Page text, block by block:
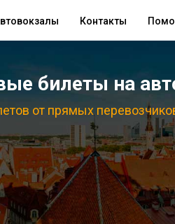
Контакты
билеты на
от прямых